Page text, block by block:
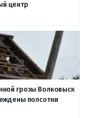
центр
грозы Волковыск
полсотни